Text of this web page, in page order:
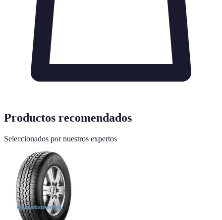
Productos recomendados
Seleccionados por nuestros expertos